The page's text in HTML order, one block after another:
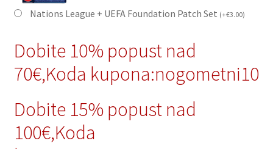
Nations League + UEFA Foundation Patch Set (+€3.00)
Dobite 10% popust nad
70€,Koda kupona:nogometni10
Dobite 15% popust nad
100€,Koda